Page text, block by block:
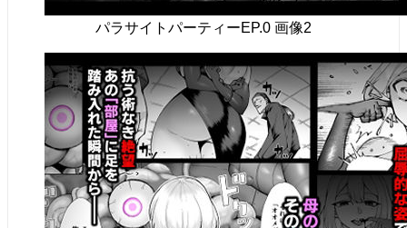
パラサイトパーティーEP.0 画像2